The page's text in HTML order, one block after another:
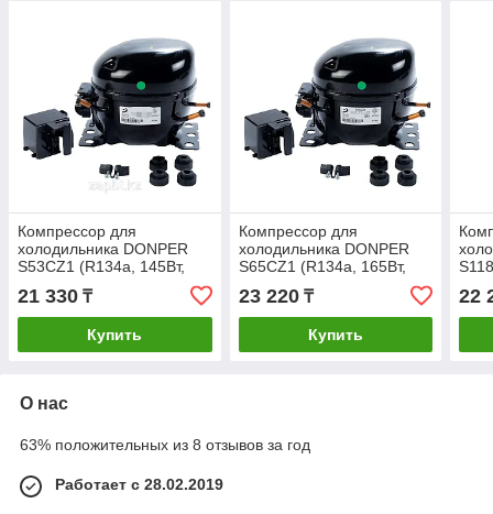
Компрессор для
холодильника DONPER
S53CZ1 (R134a, 145Вт,
21 330 ₸
Купить
Компрессор для
холодильника DONPER
S65CZ1 (R134a, 165Вт,
23 220₸
Купить
22
О нас
63% положительных из 8 отзывов за год
Работает с 28.02.2019